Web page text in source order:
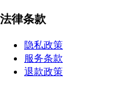
法律条款
隐私政策
服务条款
退款政策